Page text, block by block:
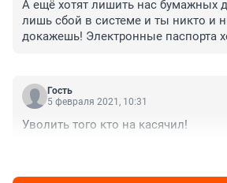
А ещё хотят лишить нас бумажных
лишь сбой в системе и ты никто и
докажешь! Электронные паспорта
Гость
5 февраля 2021, 10:31
Уволить того кто на касячил!